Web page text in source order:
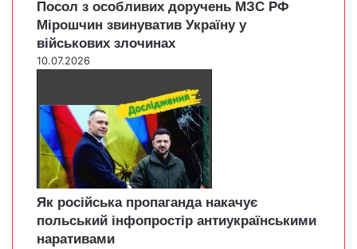
Посол з особливих доручень МЗС РФ
Мірошчин звинуватив Україну у
військових злочинах
10.07.2026
Як російська пропаганда накачує
польський інфопростір антиукраїнськими
наративами